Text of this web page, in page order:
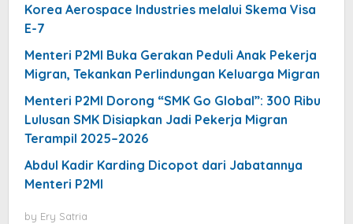
Korea Aerospace Industries melalui Skema Visa
E-7
Menteri P2MI Buka Gerakan Peduli Anak Pekerja
Migran, Tekankan Perlindungan Keluarga Migran
Menteri P2MI Dorong “SMK Go Global”: 300 Ribu
Lulusan SMK Disiapkan Jadi Pekerja Migran
Terampil 2025–2026
Abdul Kadir Karding Dicopot dari Jabatannya
Menteri P2MI
by Ery Satria